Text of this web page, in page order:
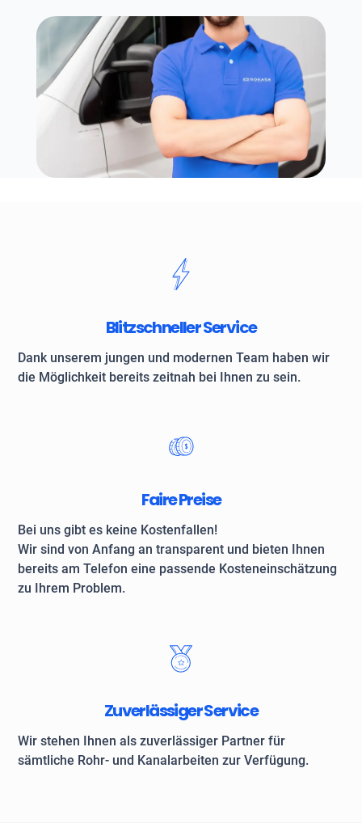
Blitzschneller Service
Dank unserem jungen und modernen Team haben wir
die Möglichkeit bereits zeitnah bei Ihnen zu sein.
Faire Preise
Bei uns gibt es keine Kostenfallen!
Wir sind von Anfang an transparent und bieten Ihnen
bereits am Telefon eine passende Kosteneinschätzung
zu Ihrem Problem.
Zuverlässiger Service
Wir stehen Ihnen als zuverlässiger Partner für
sämtliche Rohr- und Kanalarbeiten zur Verfügung.